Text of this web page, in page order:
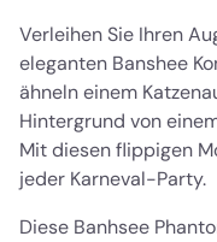
Verleihen Sie Ihren
eleganten Banshee
ähneln einem
Hintergrund von
Mit diesen flippigen
jeder Karneval-Party.
Diese Banhsee